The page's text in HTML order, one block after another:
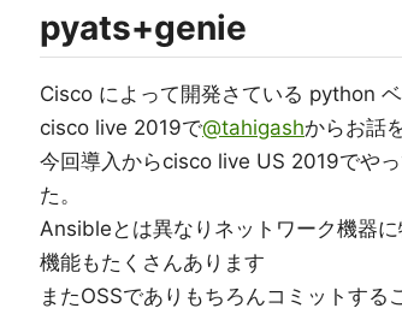
pyats+genie
Cisco によって開発さている python
cisco live 2019で@tahigashからお話
今回導入からcisco live US 2019でや
た。
Ansibleとは異なりネットワーク機器
機能もたくさんあります
またOSSでありもちろんコミットする